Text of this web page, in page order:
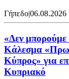
Γήπεδο|06.08.2026
«Δεν
Κάλεσμα
Κύπρος» για
Κυπριακό